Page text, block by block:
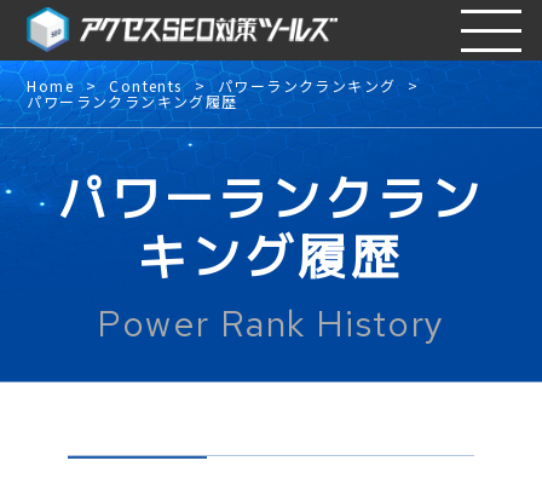
Home Contents パワーランクランキング
パワーランクランキング履歴
パワーランクラン
キング履歴
Power Rank History